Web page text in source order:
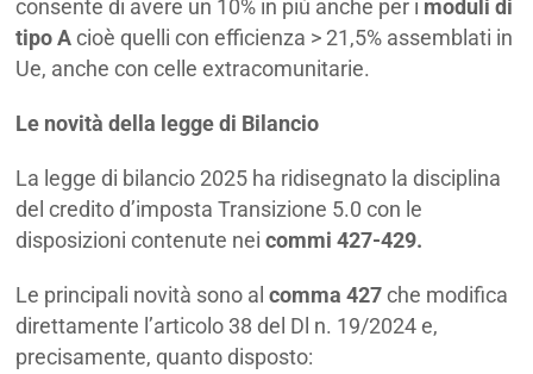
consente di avere un 10% in più anche per i moduli di
tipo Acioè quelli con efficienza > 21,5% assemblati in
Ue, anche con celle extracomunitarie.
Le novità della legge di Bilancio
La legge di bilancio 2025 ha ridisegnato la disciplina
del credito d’imposta Transizione 5.0 con le
disposizioni contenute nei commi 427-429.
Le principali novità sono alcomma 427che modifica
direttamente l’articolo 38 del Dl n. 19/2024 e,
precisamente, quanto disposto: